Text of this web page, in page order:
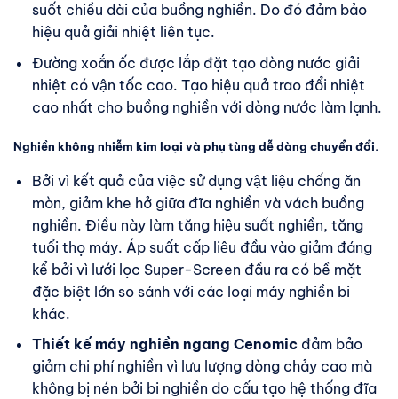
suốt chiều dài của buồng nghiền. Do đó đảm bảo
hiệu quả giải nhiệt liên tục.
Đường xoắn ốc được lắp đặt tạo dòng nước giải
nhiệt có vận tốc cao. Tạo hiệu quả trao đổi nhiệt
cao nhất cho buồng nghiền với dòng nước làm lạnh.
Nghiền không nhiễm kim loại và phụ tùng dễ dàng chuyển đổi.
Bởi vì kết quả của việc sử dụng vật liệu chống ăn
mòn, giảm khe hở giữa đĩa nghiền và vách buồng
nghiền. Điều này làm tăng hiệu suất nghiền, tăng
tuổi thọ máy. Áp suất cấp liệu đầu vào giảm đáng
kể bởi vì lưới lọc Super-Screen đầu ra có bề mặt
đặc biệt lớn so sánh với các loại máy nghiền bi
khác.
Thiết kế máy nghiền ngang Cenomic đảm bảo
giảm chi phí nghiền vì lưu lượng dòng chảy cao mà
không bị nén bởi bi nghiền do cấu tạo hệ thống đĩa